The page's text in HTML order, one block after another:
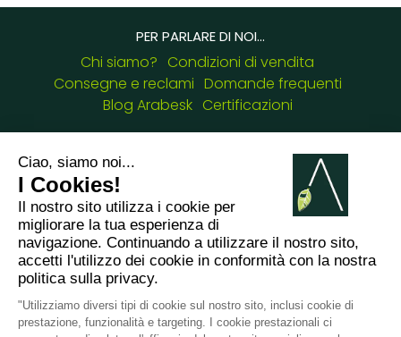
PER PARLARE DI NOI...
Chi siamo? Condizioni di vendita
Consegne e reclami Domande frequenti
Blog Arabesk Certificazioni
I NOSTRI RECAPITI :
8 chemin de Casselèvres, 31790 Saint Jory -
+33749657954
giulia.cascione@arabesk.eu
Contattaci su :
FR GB